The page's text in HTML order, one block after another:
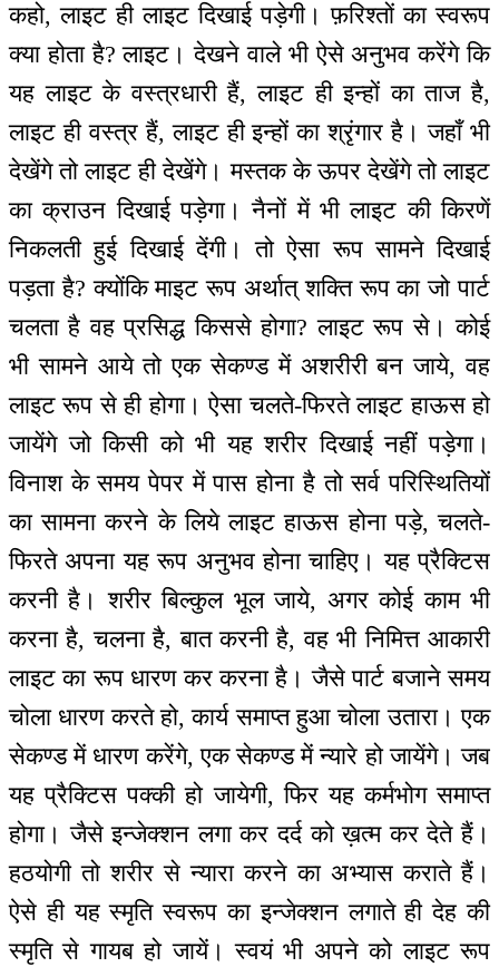
कहो, लाइट ही लाइट दिखाई पड़ेगी। फ़रिश्तों का स्वरूप
क्या होता है? लाइट। देखने वाले भी ऐसे अनुभव करेंगे कि
यह लाइट के वस्त्रधारी हैं, लाइट ही इन्हों का ताज है,
लाइट ही वस्त्र हैं, लाइट ही इन्हों का श्रृंगार है। जहाँ भी
देखेंगे तो लाइट ही देखेंगे। मस्तक के ऊपर देखेंगे तो लाइट
का क्राउन दिखाई पड़ेगा। नैनों में भी लाइट की किरणें
निकलती हुई दिखाई देंगी। तो ऐसा रूप सामने दिखाई
पड़ता है? क्योंकि माइट रूप अर्थात् शक्ति रूप का जो पार्ट
चलता है वह प्रसिद्ध किससे होगा? लाइट रूप से। कोई
भी सामने आये तो एक सेकण्ड में अशरीरी बन जाये, वह
लाइट रूप से ही होगा। ऐसा चलते-फिरते लाइट हाऊस हो
जायेंगे जो किसी को भी यह शरीर दिखाई नहीं पड़ेगा।
विनाश के समय पेपर में पास होना है तो सर्व परिस्थितियों
का सामना करने के लिये लाइट हाऊस होना पड़े, चलते-
फिरते अपना यह रूप अनुभव होना चाहिए। यह प्रैक्टिस
करनी है। शरीर बिल्कुल भूल जाये, अगर कोई काम भी
करना है, चलना है, बात करनी है, वह भी निमित्त आकारी
लाइट का रूप धारण कर करना है। जैसे पार्ट बजाने समय
चोला धारण करते हो, कार्य समाप्त हुआ चोला उतारा। एक
सेकण्ड में धारण करेंगे, एक सेकण्ड में न्यारे हो जायेंगे। जब
यह प्रैक्टिस पक्की हो जायेगी, फिर यह कर्मभोग समाप्त
होगा। जैसे इन्जेक्शन लगा कर दर्द को ख़त्म कर देते हैं।
हठयोगी तो शरीर से न्यारा करने का अभ्यास कराते हैं।
ऐसे ही यह स्मृति स्वरूप का इन्जेक्शन लगाते ही देह की
स्मृति से गायब हो जायें। स्वयं भी अपने को लाइट रूप